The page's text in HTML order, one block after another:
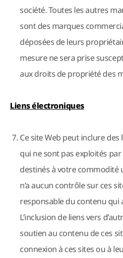
société. Toutes les autres
sont des marques
déposées de leurs
mesure ne sera prise
aux droits de propriété des
Liens électroniques
Ce site Web peut inclure des
qui ne sont pas exploités
destinés à votre commodité
n’a aucun contrôle sur ces
responsable du contenu qui
L’inclusion de liens vers
soutien au contenu de ces
connexion à ces sites ou à